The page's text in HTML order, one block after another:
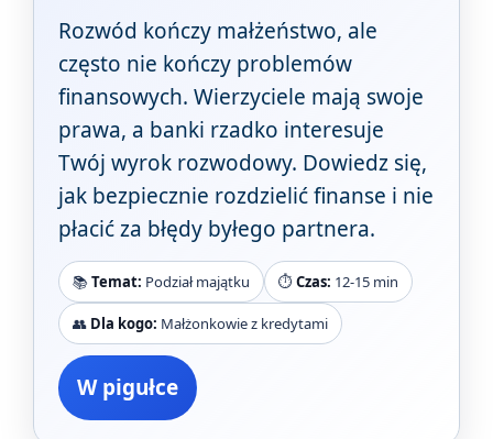
Rozwód kończy małżeństwo, ale
często nie kończy problemów
finansowych. Wierzyciele mają swoje
prawa, a banki rzadko interesuje
Twój wyrok rozwodowy. Dowiedz się,
jak bezpiecznie rozdzielić finanse i nie
płacić za błędy byłego partnera.
📚Temat: Podział majątku ⏱️ Czas: 12-15 min
👥 Dla kogo: Małżonkowie z kredytami
W pigułce